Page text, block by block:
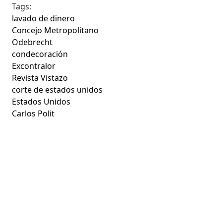
Tags:
lavado de dinero
Concejo Metropolitano
Odebrecht
condecoración
Excontralor
Revista Vistazo
corte de estados unidos
Estados Unidos
Carlos Polit